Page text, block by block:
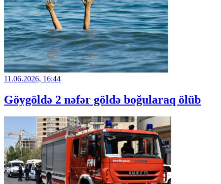
11.06.2026, 16:44
Göygöldə 2 nəfər göldə boğularaq ölüb